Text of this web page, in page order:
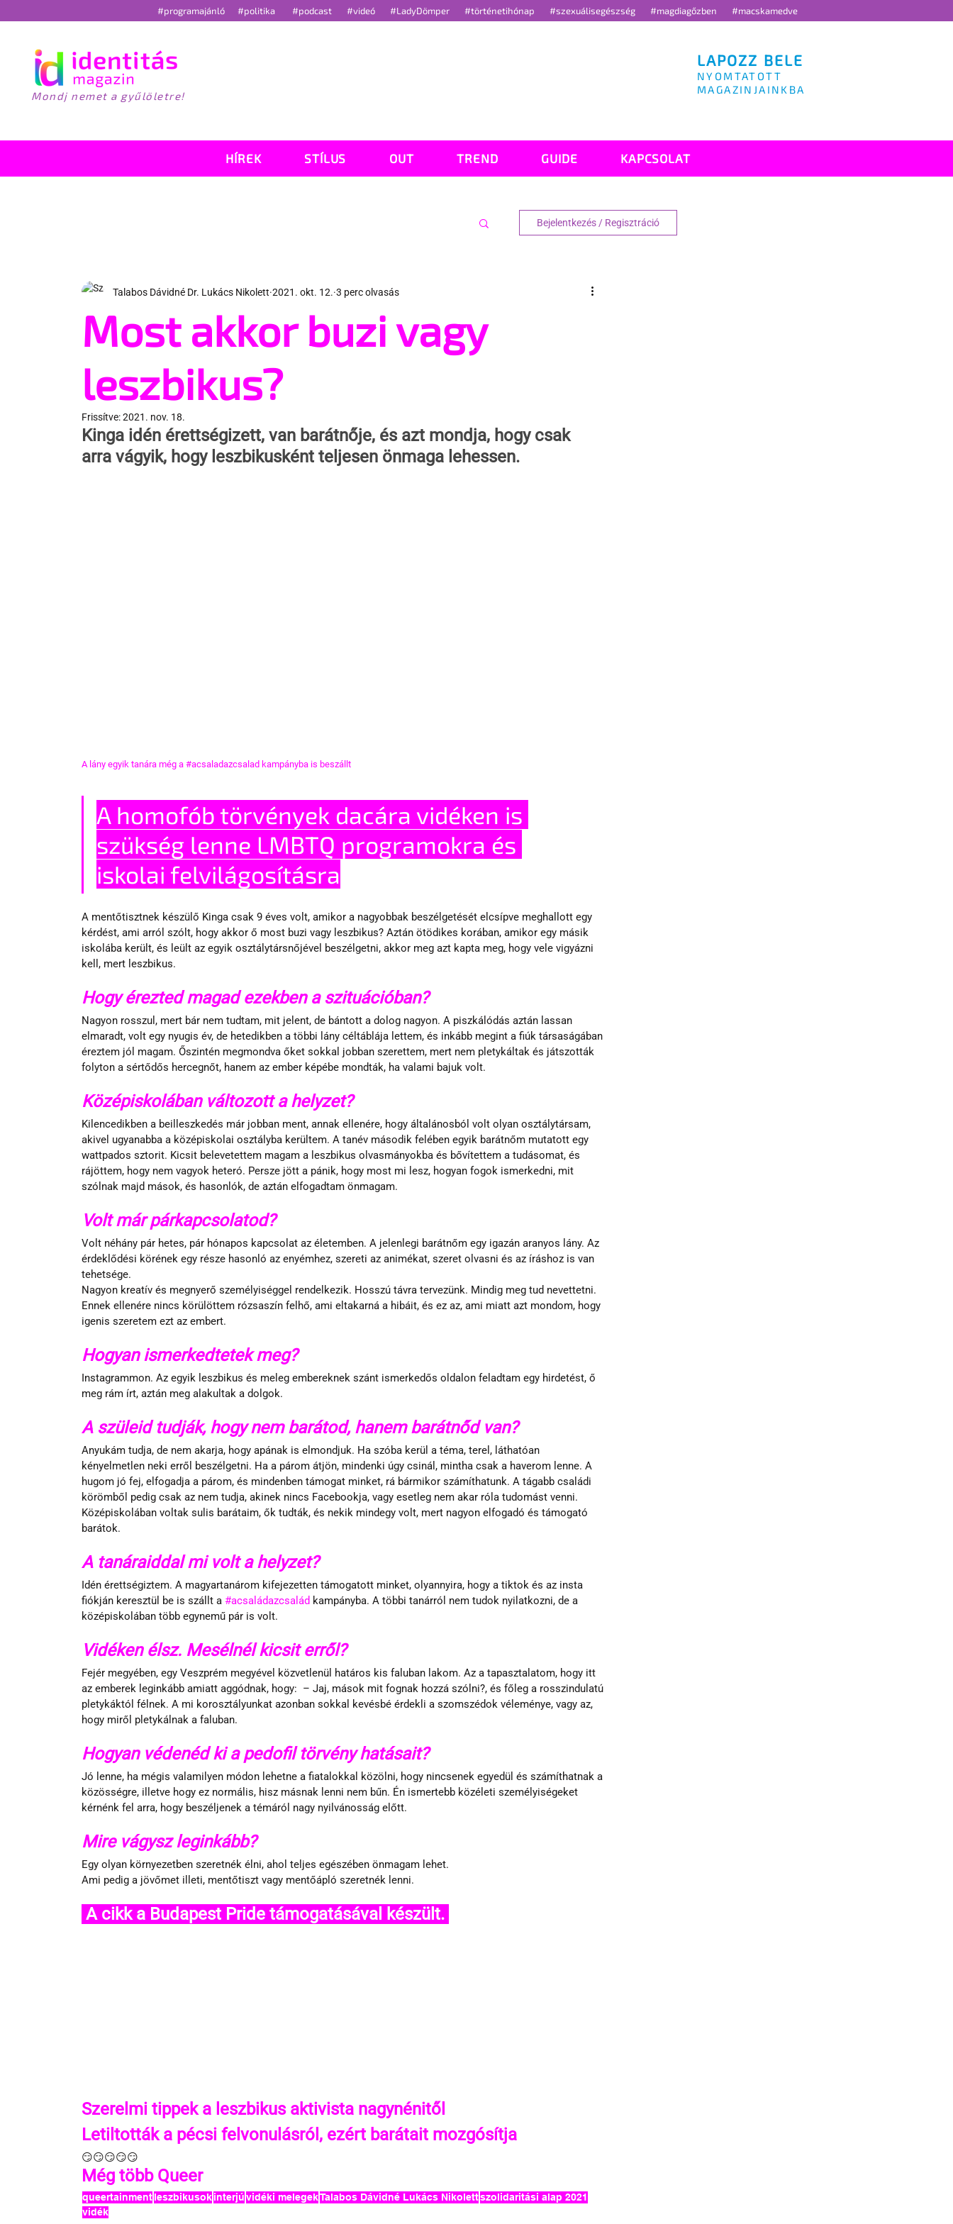
#programajánló #politika #podcast #videó #LadyDömper #történetihónap #szexuálisegészség #magdiagőzben #macskamedve
Mondj nemet a gyűlöletre!
LAPOZZ BELE
NYOMTATOTT
MAGAZINJAINKBA
HÍREK STÍLUS OUT TREND GUIDE KAPCSOLAT
Bejelentkezés / Regisztráció
Most akkor buzi vagy
leszbikus?
Talabos Dávidné Dr. Lukács Nikolett 2021. okt. 12. 3 perc olvasás
Frissítve:2021. nov. 18.
Kinga idén érettségizett, van barátnője, és azt mondja, hogy csak
arra vágyik, hogy leszbikusként teljesen önmaga lehessen.
A lány egyik tanára még a #acsaladazcsalad kampányba is beszállt
A homofób törvények dacára vidéken is
szükség lenne LMBTQ programokra és
iskolai felvilágosításra
A mentőtisztnek készülő Kinga csak 9 éves volt, amikor a nagyobbak beszélgetését elcsípve meghallott egy
kérdést, ami arról szólt, hogy akkor ő most buzi vagy leszbikus? Aztán ötödikes korában, amikor egy másik
iskolába került, és leült az egyik osztálytársnőjével beszélgetni, akkor meg azt kapta meg, hogy vele vigyázni
kell, mert leszbikus.
Hogy érezted magad ezekben a szituációban?
Nagyon rosszul, mert bár nem tudtam, mit jelent, de bántott a dolog nagyon. A piszkálódás aztán lassan
elmaradt, volt egy nyugis év, de hetedikben a többi lány céltáblája lettem, és inkább megint a fiúk társaságában
éreztem jól magam. Őszintén megmondva őket sokkal jobban szerettem, mert nem pletykáltak és játszották
folyton a sértődős hercegnőt, hanem az ember képébe mondták, ha valami bajuk volt.
Középiskolában változott a helyzet?
Kilencedikben a beilleszkedés már jobban ment, annak ellenére, hogy általánosból volt olyan osztálytársam,
akivel ugyanabba a középiskolai osztályba kerültem. A tanév második felében egyik barátnőm mutatott egy
wattpados sztorit. Kicsit belevetettem magam a leszbikus olvasmányokba és bővítettem a tudásomat, és
rájöttem, hogy nem vagyok heteró. Persze jött a pánik, hogy most mi lesz, hogyan fogok ismerkedni, mit
szólnak majd mások, és hasonlók, de aztán elfogadtam önmagam.
Volt már párkapcsolatod?
Volt néhány pár hetes, pár hónapos kapcsolat az életemben. A jelenlegi barátnőm egy igazán aranyos lány. Az
érdeklődési körének egy része hasonló az enyémhez, szereti az animékat, szeret olvasni és az íráshoz is van
tehetsége.
Nagyon kreatív és megnyerő személyiséggel rendelkezik. Hosszú távra tervezünk. Mindig meg tud nevettetni.
Ennek ellenére nincs körülöttem rózsaszín felhő, ami eltakarná a hibáit, és ez az, ami miatt azt mondom, hogy
igenis szeretem ezt az embert.
Hogyan ismerkedtetek meg?
Instagrammon. Az egyik leszbikus és meleg embereknek szánt ismerkedős oldalon feladtam egy hirdetést, ő
meg rám írt, aztán meg alakultak a dolgok.
A szüleid tudják, hogy nem barátod, hanem barátnőd van?
Anyukám tudja, de nem akarja, hogy apának is elmondjuk. Ha szóba kerül a téma, terel, láthatóan
kényelmetlen neki erről beszélgetni. Ha a párom átjön, mindenki úgy csinál, mintha csak a haverom lenne. A
hugom jó fej, elfogadja a párom, és mindenben támogat minket, rá bármikor számíthatunk. A tágabb családi
körömből pedig csak az nem tudja, akinek nincs Facebookja, vagy esetleg nem akar róla tudomást venni.
Középiskolában voltak sulis barátaim, ők tudták, és nekik mindegy volt, mert nagyon elfogadó és támogató
barátok.
A tanáraiddal mi volt a helyzet?
Idén érettségiztem. A magyartanárom kifejezetten támogatott minket, olyannyira, hogy a tiktok és az insta
fiókján keresztül be is szállt a #acsaládazcsalád kampányba. A többi tanárról nem tudok nyilatkozni, de a
középiskolában több egynemű pár is volt.
Vidéken élsz. Mesélnél kicsit erről?
Fejér megyében, egy Veszprém megyével közvetlenül határos kis faluban lakom. Az a tapasztalatom, hogy itt
az emberek leginkább amiatt aggódnak, hogy:  – Jaj, mások mit fognak hozzá szólni?, és főleg a rosszindulatú
pletykáktól félnek. A mi korosztályunkat azonban sokkal kevésbé érdekli a szomszédok véleménye, vagy az,
hogy miről pletykálnak a faluban.
Hogyan védenéd ki a pedofil törvény hatásait?
Jó lenne, ha mégis valamilyen módon lehetne a fiatalokkal közölni, hogy nincsenek egyedül és számíthatnak a
közösségre, illetve hogy ez normális, hisz másnak lenni nem bűn. Én ismertebb közéleti személyiségeket
kérnénk fel arra, hogy beszéljenek a témáról nagy nyilvánosság előtt.
Mire vágysz leginkább?
Egy olyan környezetben szeretnék élni, ahol teljes egészében önmagam lehet.
Ami pedig a jövőmet illeti, mentőtiszt vagy mentőápló szeretnék lenni.
A cikk a Budapest Pride támogatásával készült.
Szerelmi tippek a leszbikus aktivista nagynénitől
Letiltották a pécsi felvonulásról, ezért barátait mozgósítja
😏😏😏😏😏
Még több Queer
queertainment leszbikusok interjúvidéki melegekTalabos Dávidné Lukács Nikolettszolidaritási alap 2021
vidék